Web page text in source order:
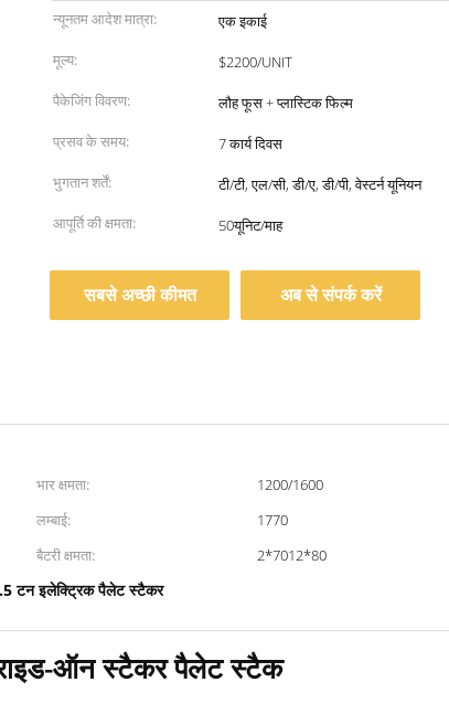
न्यूनतम आदेश मात्रा:
एक इकाई
मूल्य:
$2200/UNIT
पैकेजिंग विवरण:
लौह फूस + प्लास्टिक फिल्म
प्रसव के समय:
7 कार्य दिवस
भुगतान शर्तें:
टी/टी, एल/सी, डी/ए, डी/पी, वेस्टर्न यूनियन
आपूर्ति की क्षमता:
50यूनिट/माह
सबसे अच्छी कीमत अब से संपर्क करें
भार क्षमता:
1200/1600
लम्बाई:
1770
बैटरी क्षमता:
2*7012*80
टन इलेक्ट्रिक पैलेट स्टैकर
ऑन स्टैकर पैलेट स्टैक